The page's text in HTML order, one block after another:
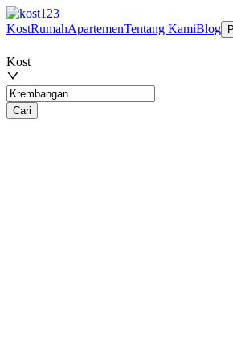
KostRumahApartemenTentang KamiBlog
Kost
Cari